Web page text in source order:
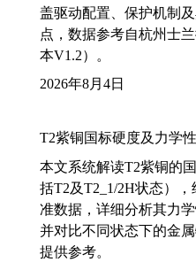
盖驱动配置、保护机制
点，数据参考自杭州士
本V1.2）。
2026年8月4日
T2紫铜国标硬度及力学
本文系统解读T2紫铜的
括T2及T2_1/2H状态），
准数据，详细分析其力
并对比不同状态下的金
提供参考。